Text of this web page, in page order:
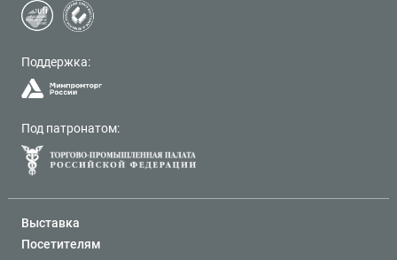
Поддержка:
Под патронатом:
Выставка
Посетителям